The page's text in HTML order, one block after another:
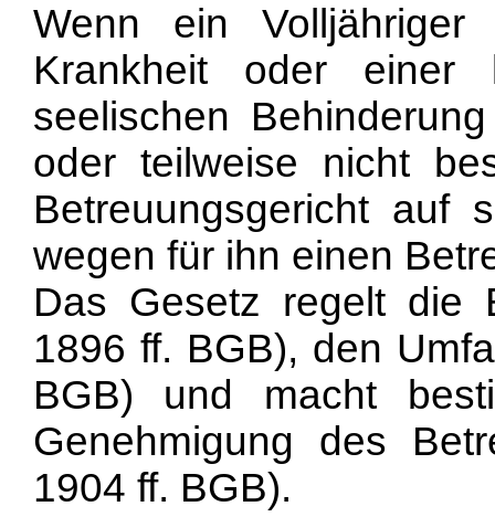
Wenn ein Volljähriger
Krankheit oder einer
seelischen Behinderung
oder teilweise nicht
Betreuungsgericht auf
wegen für ihn einen
Das Gesetz regelt die
1896 ff. BGB), den
BGB) und macht
Genehmigung des
1904 ff. BGB).